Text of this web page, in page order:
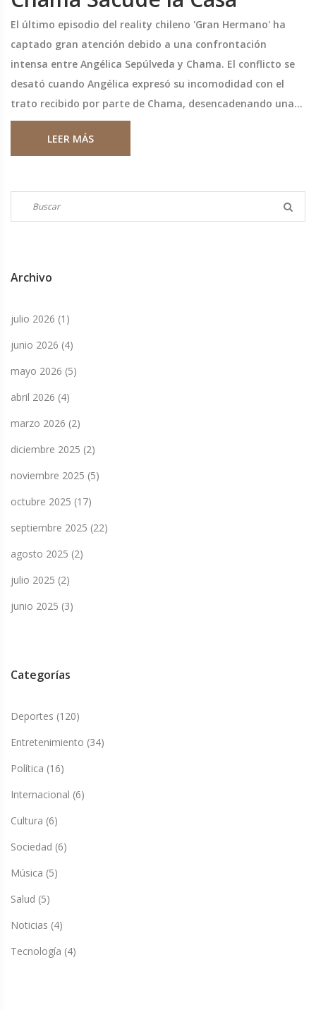
El último episodio del reality chileno 'Gran Hermano' ha
captado gran atención debido a una confrontación
intensa entre Angélica Sepúlveda y Chama. El conflicto se
desató cuando Angélica expresó su incomodidad con el
trato recibido por parte de Chama, desencadenando una
reacción emocional que involucró a otros concursantes. La
tensión aumentó rápidamente y ambas intercambiaron
LEER MÁS
Archivo
julio 2026 (1)
junio 2026 (4)
mayo 2026 (5)
abril 2026 (4)
marzo 2026 (2)
diciembre 2025 (2)
noviembre 2025 (5)
octubre 2025 (17)
septiembre 2025 (22)
agosto 2025 (2)
julio 2025 (2)
junio 2025 (3)
Categorías
Deportes (120)
Entretenimiento (34)
Política (16)
Internacional (6)
Cultura (6)
Sociedad (6)
Música (5)
Salud (5)
Noticias (4)
Tecnología (4)